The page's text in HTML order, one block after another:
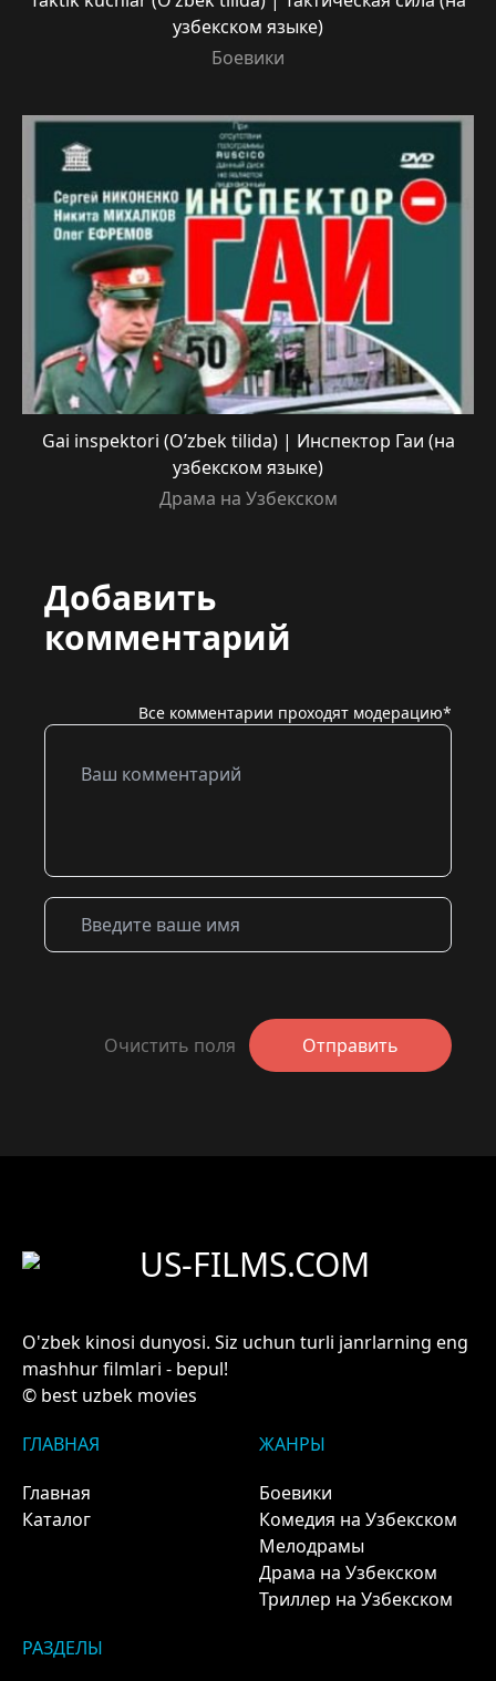
узбекском языке)
Боевики
Gai inspektori (O’zbek tilida) | Инспектор Гаи (на
узбекском языке)
Драма на Узбекском
Добавить
комментарий
Все комментарии проходят модерацию*
Очистить поля Отправить
US-FILMS.COM
O'zbek kinosi dunyosi. Siz uchun turli janrlarning eng
mashhur filmlari - bepul!
© best uzbek movies
ГЛАВНАЯ
Главная
Каталог
ЖАНРЫ
Боевики
Комедия на Узбекском
Мелодрамы
Драма на Узбекском
Триллер на Узбекском
РАЗДЕЛЫ